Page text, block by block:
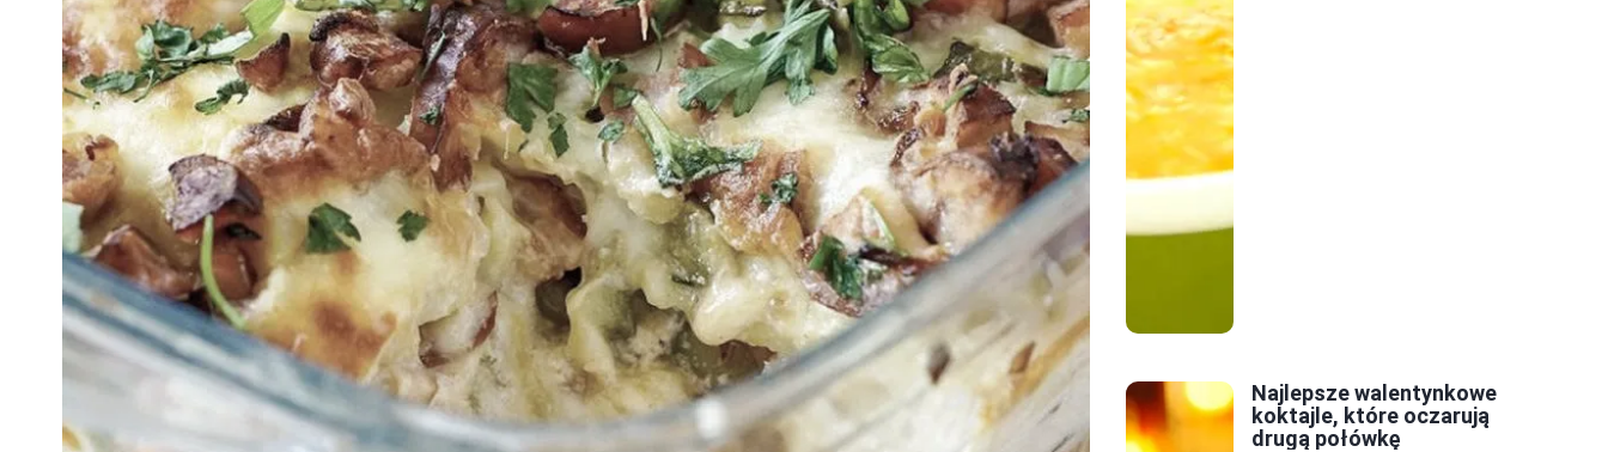
Najlepsze walentynkowe
koktajle, które oczarują
drugą połówkę